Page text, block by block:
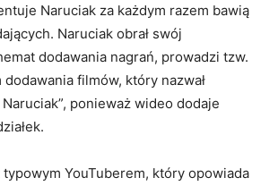
Naruciak za każdym razem bawią
Naruciak obrał swój
dodawania nagrań, prowadzi tzw.
filmów, który nazwał
Naruciak”, ponieważ wideo dodaje
YouTuberem, który opowiada